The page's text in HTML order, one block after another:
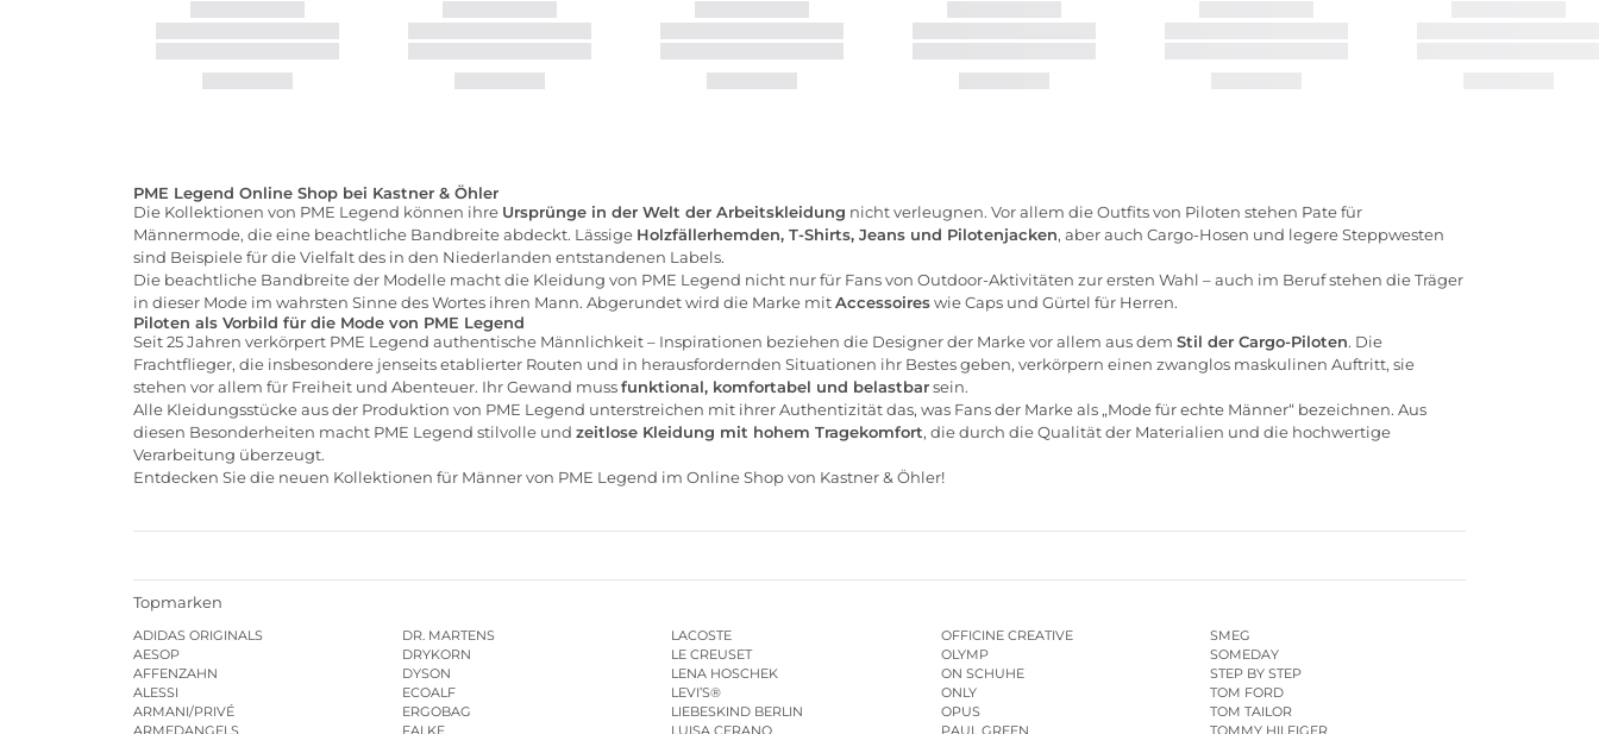
PME Legend Online Shop bei Kastner & Öhler
Die Kollektionen von PME Legend können ihre Ursprünge in der Welt der Arbeitskleidung nicht verleugnen. Vor allem die Outfits von Piloten stehen Pate für
Männermode, die eine beachtliche Bandbreite abdeckt. Lässige Holzfällerhemden, T-Shirts, Jeans und Pilotenjacken, aber auch Cargo-Hosen und legere Steppwesten
sind Beispiele für die Vielfalt des in den Niederlanden entstandenen Labels.
Die beachtliche Bandbreite der Modelle macht die Kleidung von PME Legend nicht nur für Fans von Outdoor-Aktivitäten zur ersten Wahl – auch im Beruf stehen die Träger
in dieser Mode im wahrsten Sinne des Wortes ihren Mann. Abgerundet wird die Marke mitAccessoireswie Caps und Gürtel für Herren.
Piloten als Vorbild für die Mode von PME Legend
Seit 25 Jahren verkörpert PME Legend authentische Männlichkeit – Inspirationen beziehen die Designer der Marke vor allem aus dem Stil der Cargo-Piloten. Die
Frachtflieger, die insbesondere jenseits etablierter Routen und in herausfordernden Situationen ihr Bestes geben, verkörpern einen zwanglos maskulinen Auftritt, sie
stehen vor allem für Freiheit und Abenteuer. Ihr Gewand mussfunktional, komfortabel und belastbarsein.
Alle Kleidungsstücke aus der Produktion von PME Legend unterstreichen mit ihrer Authentizität das, was Fans der Marke als „Mode für echte Männer“ bezeichnen. Aus
diesen Besonderheiten macht PME Legend stilvolle und zeitlose Kleidung mit hohem Tragekomfort, die durch die Qualität der Materialien und die hochwertige
Verarbeitung überzeugt.
Entdecken Sie die neuen Kollektionen für Männer von PME Legend im Online Shop von Kastner & Öhler!
Topmarken
ADIDAS ORIGINALS
AESOP
AFFENZAHN
ALESSI
ARMANI/PRIVÉ
DR. MARTENS
DRYKORN
DYSON
ECOALF
ERGOBAG
LACOSTE
LE CREUSET
LENA HOSCHEK
LEVI’S®
LIEBESKIND BERLIN
OFFICINE CREATIVE
OLYMP
ON SCHUHE
ONLY
OPUS
SMEG
SOMEDAY
STEP BY STEP
TOM FORD
TOM TAILOR